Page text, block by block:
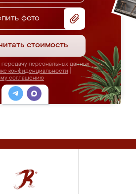
фото
стоимость
персональных данных
конфиденциальности
соглашению